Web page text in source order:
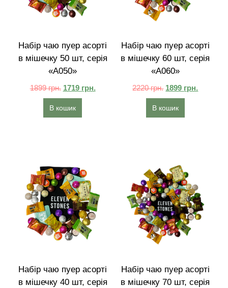
Набір чаю пуер асорті
в мішечку 50 шт, серія
«A050»
1899грн. 1719 грн.
В кошик
Набір чаю пуер асорті
в мішечку 60 шт, серія
«A060»
2220грн. 1899 грн.
В кошик
Набір чаю пуер асорті
в мішечку 40 шт, серія
Набір чаю пуер асорті
в мішечку 70 шт, серія